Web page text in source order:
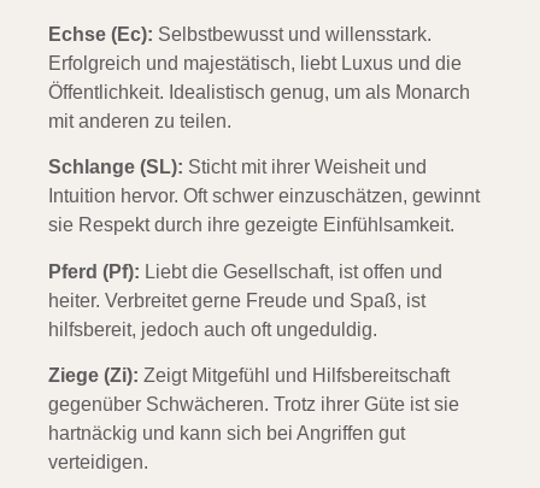
Echse (Ec): Selbstbewusst und willensstark.
Erfolgreich und majestätisch, liebt Luxus und die
Öffentlichkeit. Idealistisch genug, um als Monarch
mit anderen zu teilen.
Schlange (SL): Sticht mit ihrer Weisheit und
Intuition hervor. Oft schwer einzuschätzen, gewinnt
sie Respekt durch ihre gezeigte Einfühlsamkeit.
Pferd (Pf): Liebt die Gesellschaft, ist offen und
heiter. Verbreitet gerne Freude und Spaß, ist
hilfsbereit, jedoch auch oft ungeduldig.
Ziege (Zi): Zeigt Mitgefühl und Hilfsbereitschaft
gegenüber Schwächeren. Trotz ihrer Güte ist sie
hartnäckig und kann sich bei Angriffen gut
verteidigen.